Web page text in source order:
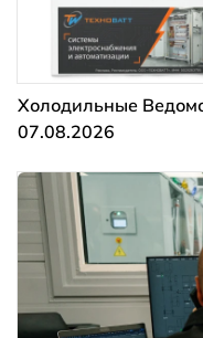
Холодильные
07.08.2026